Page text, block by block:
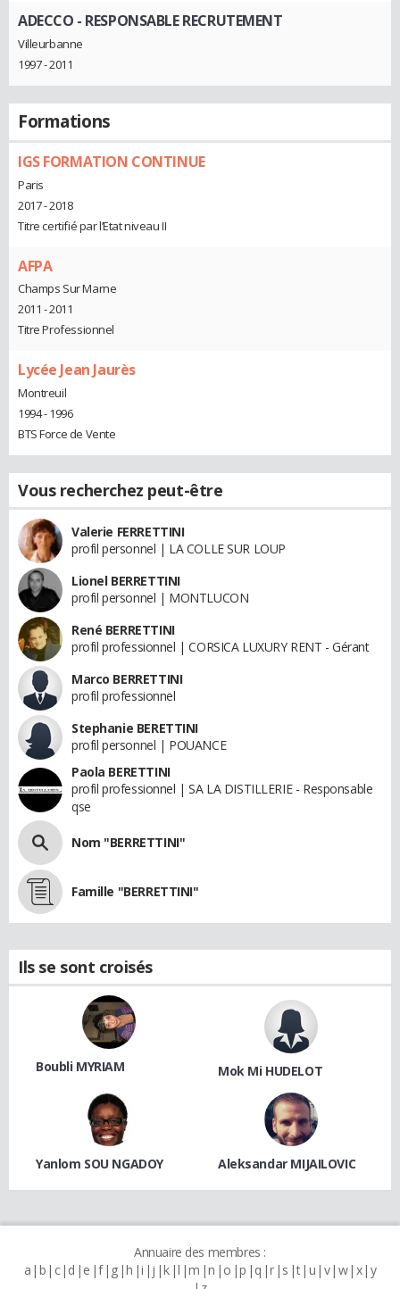
ADECCO - RESPONSABLE RECRUTEMENT
Villeurbanne
1997 - 2011
Formations
IGS FORMATION CONTINUE
Paris
2017 - 2018
Titre certifié par l’Etat niveau II
AFPA
Champs Sur Marne
2011 - 2011
Titre Professionnel
Lycée Jean Jaurès
Montreuil
1994 - 1996
BTS Force de Vente
Vous recherchez peut-être
Valerie FERRETTINI
profil personnel | LA COLLE SUR LOUP
Lionel BERRETTINI
profil personnel | MONTLUCON
René BERRETTINI
profil professionnel | CORSICA LUXURY RENT - Gérant
Marco BERRETTINI
profil professionnel
Stephanie BERETTINI
profil personnel | POUANCE
Paola BERETTINI
profil professionnel | SA LA DISTILLERIE - Responsable
qse
Nom "BERRETTINI"
Famille "BERRETTINI"
Ils se sont croisés
Boubli MYRIAM Mok Mi HUDELOT
Yanlom SOU NGADOY Aleksandar MIJAILOVIC
Annuaire des membres :
a b c d e f g h i j k l m n o p q r s t u v w x y